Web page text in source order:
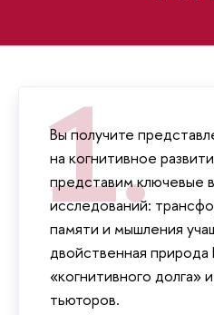
ы получите
на когнитивное
представим ключевые
исследований:
памяти и мышления
двойственная
«когнитивного долга»
тьюторов.